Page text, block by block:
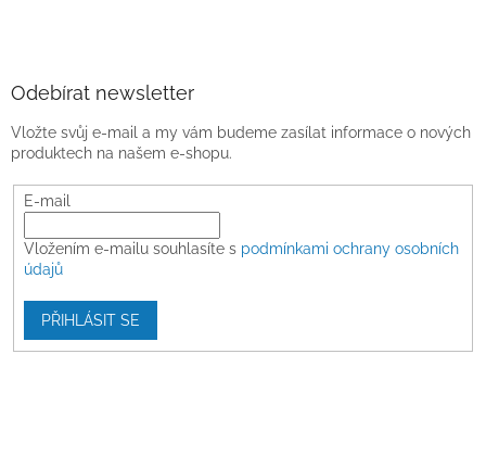
Odebírat newsletter
Vložte svůj e-mail a my vám budeme zasílat informace o nových
produktech na našem e-shopu.
E-mail
Vložením e-mailu souhlasíte s podmínkami ochrany osobních
údajů
PŘIHLÁSIT SE